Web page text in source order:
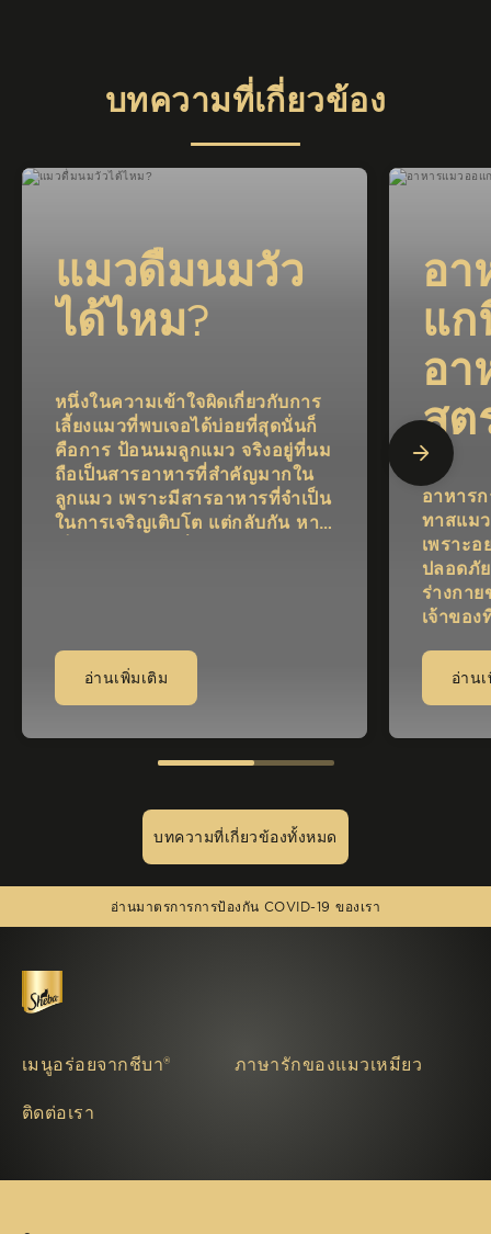
บทความที่เกี่ยวข้อง
แมวดื่มนมวัว
ได้ไหม?
หนึ่งในความเข้าใจผิดเกี่ยวกับการ
เลี้ยงแมวที่พบเจอได้บ่อยที่สุดนั่นก็
คือการ ป้อนนมลูกแมว จริงอยู่ที่นม
ถือเป็นสารอาหารที่สำคัญมากใน
ลูกแมว เพราะมีสารอาหารที่จำเป็น
ในการเจริญเติบโต แต่กลับกัน หาก
กับเรื่องเกี่ยวกับ แมวกินนม ที่คุณ
นั้นมีประสิทธิภาพและดีต่อแมวที่สุด
อ่านเพิ่มเติม
อา
แ
อา
สูต
อาหาร
ทาสแม
เพราะ
ปลอดภั
ร่างกา
เจ้าขอ
ธรรมช
ก แม้ว่
ของเจ้า
อ่าน
บทความที่เกี่ยวข้องทั้งหมด
อ่านมาตรการการป้องกัน COVID-19 ของเรา
เมนูอร่อยจากชีบา® ภาษารักของแมวเหมียว
ติดต่อเรา